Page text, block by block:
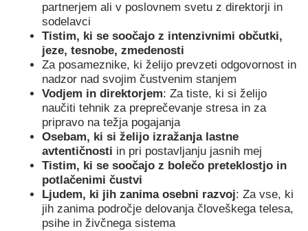
partnerjem ali v poslovnem svetu z direktorji in
sodelavci
Tistim, ki se soočajo z intenzivnimi občutki,
jeze, tesnobe, zmedenosti
Za posameznike, ki želijo prevzeti odgovornost in
nadzor nad svojim čustvenim stanjem
Vodjem in direktorjem: Za tiste, ki si želijo
naučiti tehnik za preprečevanje stresa in za
pripravo na težja pogajanja
Osebam, ki si želijo izražanja lastne
avtentičnosti in pri postavljanju jasnih mej
Tistim, ki se soočajo z bolečo preteklostjo in
potlačenimi čustvi
Ljudem, ki jih zanima osebni razvoj: Za vse, ki
jih zanima področje delovanja človeškega telesa,
psihe in živčnega sistema